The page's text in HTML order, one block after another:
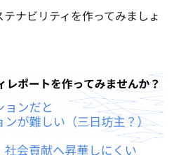
ナビリティを作ってみましょ